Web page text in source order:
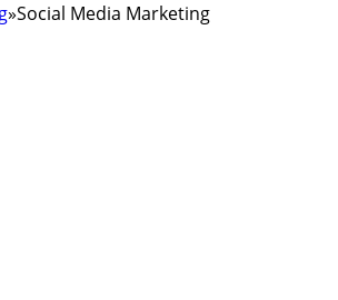
»Social Media Marketing